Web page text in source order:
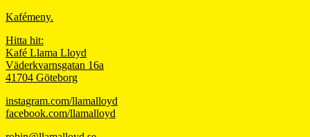
Kafémeny.
Hitta hit:
Kafé Llama Lloyd
Väderkvarnsgatan 16a
41704 Göteborg
instagram.com/llamalloyd
facebook.com/llamalloyd